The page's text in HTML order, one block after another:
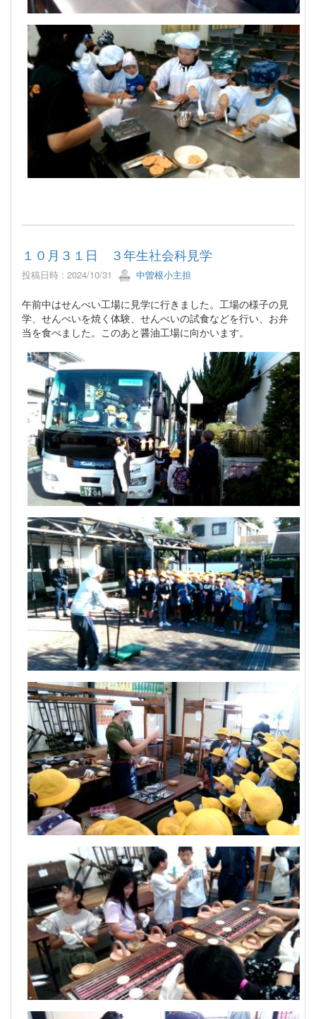
１０月３１日 ３年生社会科見学
投稿日時 : 2024/10/31 中曽根小主担
午前中はせんべい工場に見学に行きました。工場の様子の見
学、せんべいを焼く体験、せんべいの試食などを行い、お弁
当を食べました。このあと醤油工場に向かいます。